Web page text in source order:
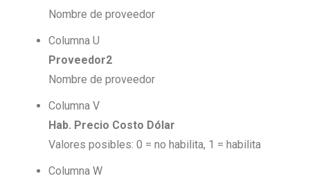
Nombre de proveedor
Columna U
Proveedor2
Nombre de proveedor
Columna V
Hab. Precio Costo Dólar
Valores posibles: 0 = no habilita, 1 = habilita
Columna W